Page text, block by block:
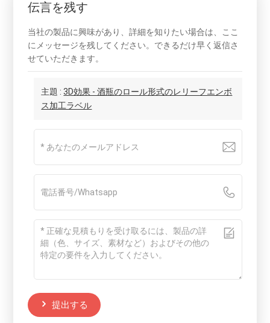
伝言を残す
当社の製品に興味があり、詳細を知りたい場合は、ここ
にメッセージを残してください。できるだけ早く返信さ
せていただきます。
主題 :3D効果 - 酒瓶のロール形式のレリーフエンボ
ス加工ラベル
提出する